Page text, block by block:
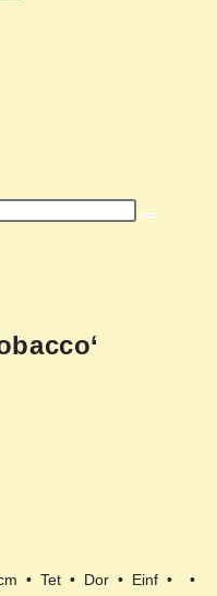
• Tet • Dor • Einf • •